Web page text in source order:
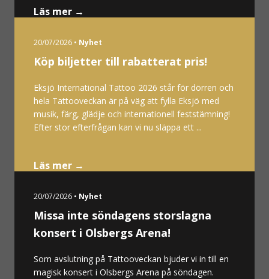
Läs mer →
20/07/2026 • Nyhet
Köp biljetter till rabatterat pris!
Eksjö International Tattoo 2026 står för dörren och
hela Tattooveckan är på väg att fylla Eksjö med
musik, färg, glädje och internationell feststämning!
Efter stor efterfrågan kan vi nu släppa ett ...
Läs mer →
20/07/2026 • Nyhet
Missa inte söndagens storslagna
konsert i Olsbergs Arena!
Som avslutning på Tattooveckan bjuder vi in till en
magisk konsert i Olsbergs Arena på söndagen.